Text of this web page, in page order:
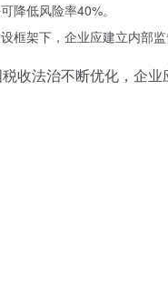
降低风险率40%。
框架下，企业应建立内部监
法治不断优化，企业